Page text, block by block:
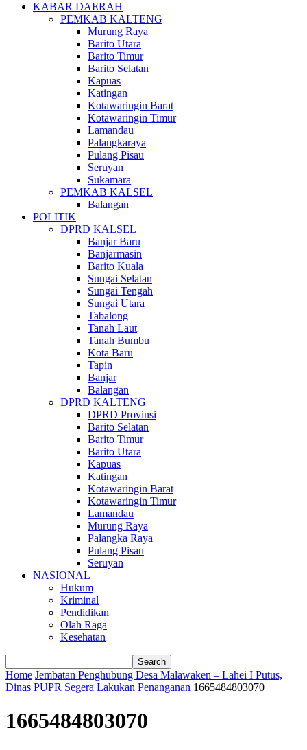
KABAR DAERAH
PEMKAB KALTENG
Murung Raya
Barito Utara
Barito Timur
Barito Selatan
Kapuas
Katingan
Kotawaringin Barat
Kotawaringin Timur
Lamandau
Palangkaraya
Pulang Pisau
Seruyan
Sukamara
PEMKAB KALSEL
Balangan
POLITIK
DPRD KALSEL
Banjar Baru
Banjarmasin
Barito Kuala
Sungai Selatan
Sungai Tengah
Sungai Utara
Tabalong
Tanah Laut
Tanah Bumbu
Kota Baru
Tapin
Banjar
Balangan
DPRD KALTENG
DPRD Provinsi
Barito Selatan
Barito Timur
Barito Utara
Kapuas
Katingan
Kotawaringin Barat
Kotawaringin Timur
Lamandau
Murung Raya
Palangka Raya
Pulang Pisau
Seruyan
NASIONAL
Hukum
Kriminal
Pendidikan
Olah Raga
Kesehatan
Home Jembatan Penghubung Desa Malawaken – Lahei I Putus,
Dinas PUPR Segera Lakukan Penanganan 1665484803070
1665484803070